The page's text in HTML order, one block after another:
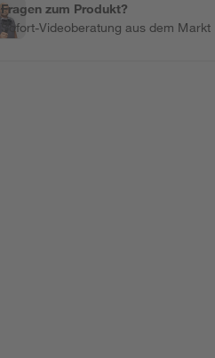
Fragen zum Produkt?
Sofort-Videoberatung aus dem Markt